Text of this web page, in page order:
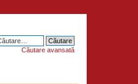
Căutare avansată